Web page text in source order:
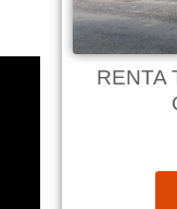
RENTA